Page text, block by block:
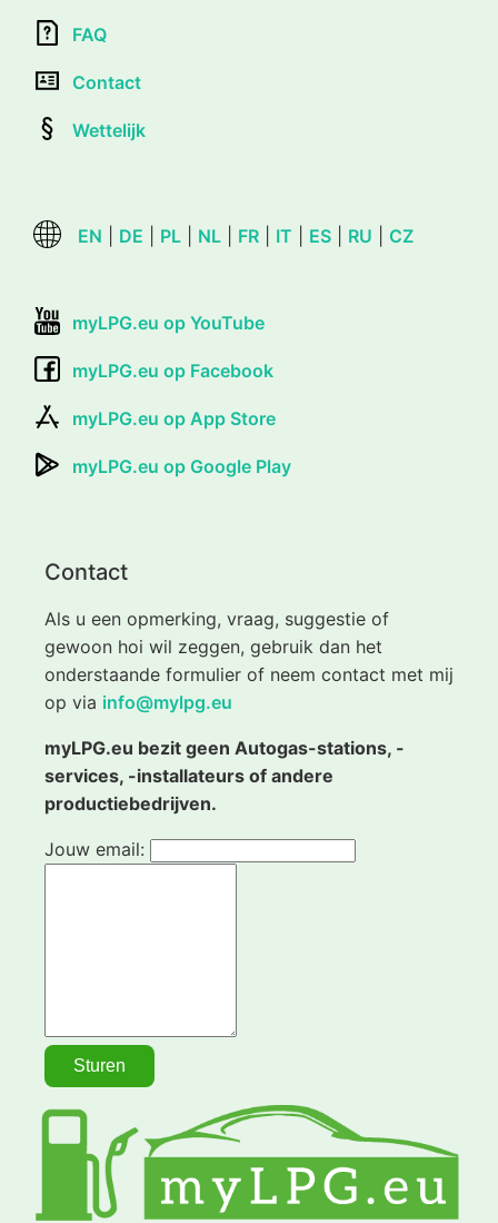
FAQ
Contact
Wettelijk
EN DE PL NL FR IT ES RU CZ
myLPG.eu op YouTube
myLPG.eu op Facebook
myLPG.eu op App Store
myLPG.eu op Google Play
Contact
Als u een opmerking, vraag, suggestie of
gewoon hoi wil zeggen, gebruik dan het
onderstaande formulier of neem contact met mij
op via info@mylpg.eu
myLPG.eu bezit geen Autogas-stations, -
services, -installateurs of andere
productiebedrijven.
Jouw email: